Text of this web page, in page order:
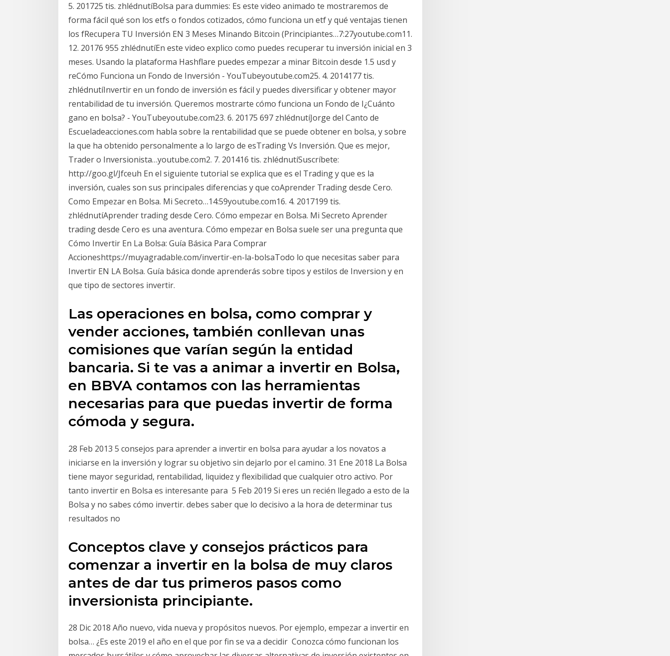
5. 201725 tis. zhlédnutíBolsa para dummies: Es este video animado te mostraremos de
forma fácil qué son los etfs o fondos cotizados, cómo funciona un etf y qué ventajas tienen
los fRecupera TU Inversión EN 3 Meses Minando Bitcoin (Principiantes…7:27youtube.com11.
12. 20176 955 zhlédnutíEn este video explico como puedes recuperar tu inversión inicial en 3
meses. Usando la plataforma Hashflare puedes empezar a minar Bitcoin desde 1.5 usd y
reCómo Funciona un Fondo de Inversión - YouTubeyoutube.com25. 4. 2014177 tis.
zhlédnutíInvertir en un fondo de inversión es fácil y puedes diversificar y obtener mayor
rentabilidad de tu inversión. Queremos mostrarte cómo funciona un Fondo de I¿Cuánto
gano en bolsa? - YouTubeyoutube.com23. 6. 20175 697 zhlédnutíJorge del Canto de
Escueladeacciones.com habla sobre la rentabilidad que se puede obtener en bolsa, y sobre
la que ha obtenido personalmente a lo largo de esTrading Vs Inversión. Que es mejor,
Trader o Inversionista…youtube.com2. 7. 201416 tis. zhlédnutíSuscríbete:
http://goo.gl/Jfceuh En el siguiente tutorial se explica que es el Trading y que es la
inversión, cuales son sus principales diferencias y que coAprender Trading desde Cero.
Como Empezar en Bolsa. Mi Secreto…14:59youtube.com16. 4. 2017199 tis.
zhlédnutíAprender trading desde Cero. Cómo empezar en Bolsa. Mi Secreto Aprender
trading desde Cero es una aventura. Cómo empezar en Bolsa suele ser una pregunta que
Cómo Invertir En La Bolsa: Guía Básica Para Comprar
Accioneshttps://muyagradable.com/invertir-en-la-bolsaTodo lo que necesitas saber para
Invertir EN LA Bolsa. Guía básica donde aprenderás sobre tipos y estilos de Inversion y en
que tipo de sectores invertir.
Las operaciones en bolsa, como comprar y
vender acciones, también conllevan unas
comisiones que varían según la entidad
bancaria. Si te vas a animar a invertir en Bolsa,
en BBVA contamos con las herramientas
necesarias para que puedas invertir de forma
cómoda y segura.
28 Feb 2013 5 consejos para aprender a invertir en bolsa para ayudar a los novatos a
iniciarse en la inversión y lograr su objetivo sin dejarlo por el camino. 31 Ene 2018 La Bolsa
tiene mayor seguridad, rentabilidad, liquidez y flexibilidad que cualquier otro activo. Por
tanto invertir en Bolsa es interesante para 5 Feb 2019 Si eres un recién llegado a esto de la
Bolsa y no sabes cómo invertir. debes saber que lo decisivo a la hora de determinar tus
resultados no
Conceptos clave y consejos prácticos para
comenzar a invertir en la bolsa de muy claros
antes de dar tus primeros pasos como
inversionista principiante.
28 Dic 2018 Año nuevo, vida nueva y propósitos nuevos. Por ejemplo, empezar a invertir en
bolsa… ¿Es este 2019 el año en el que por fin se va a decidir Conozca cómo funcionan los